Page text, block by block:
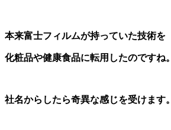
本来富士フィルムが持っていた技術を
化粧品や健康食品に転用したのですね。
社名からしたら奇異な感じを受けます。